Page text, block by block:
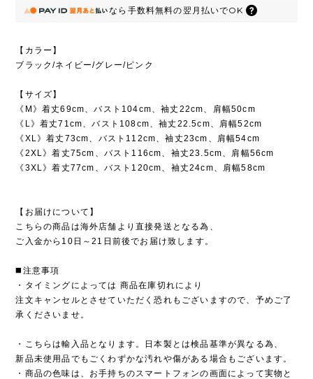
なら 手数料無料の翌月払いでOK
【カラー】
ブラック/ネイビー/グレー/ピンク
【サイズ】
《M》着丈69cm、バスト104cm、袖丈22cm、肩幅50cm
《L》着丈71cm、バスト108cm、袖丈22.5cm、肩幅52cm
《XL》着丈73cm、バスト112cm、袖丈23cm、肩幅54cm
《2XL》着丈75cm、バスト116cm、袖丈23.5cm、肩幅56cm
《3XL》着丈77cm、バスト120cm、袖丈24cm、肩幅58cm
【お届けについて】
こちらの商品は海外店舗より直接発送となる為、
ご入金から10日～21日前後でお届け致します。
◼️注意事項
・タイミングによっては 商品在庫切れにより
注文キャンセルとさせていただく恐れもございますので、予めご了
承くださいませ。
・こちらは輸入品となります。日本製とは検品基準が異なる為、
新品未使用品でもごくわずかな汚れや傷がある場合もございます。
・商品の色味は、お手持ちのスマートフォンの画面によって実物と